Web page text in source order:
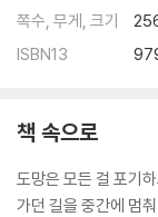
쪽수, 무게, 크기
ISBN13
책 속으로
도망은 모든 걸 포기
가던 길을 중간에 멈